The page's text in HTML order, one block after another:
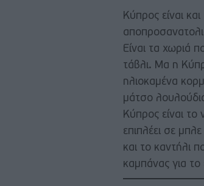
Κύπρος είναι
Είναι τα χωριά
τάβλι. Μα η
ηλιοκαμένα
μάτσο
Κύπρος είναι
επιπλέει σε
και το καντήλι
καμπάνας για το